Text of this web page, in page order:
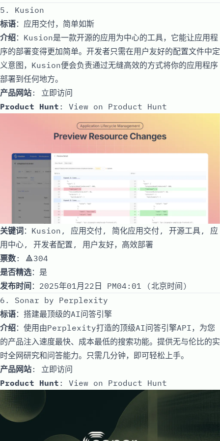
5. Kusion
标语：应用交付，简单如斯
介绍：Kusion是一款开源的应用为中心的工具，它能让应用程
序的部署变得更加简单。开发者只需在用户友好的配置文件中定
义意图，Kusion便会负责通过无缝高效的方式将你的应用程序
部署到任何地方。
产品网站: 立即访问
Product Hunt : View on Product Hunt
关键词：Kusion, 应用交付, 简化应用交付, 开源工具, 应
用中心, 开发者配置, 用户友好，高效部署
票数: 🔺304
是否精选：是
发布时间 ：2025年01月22日 PM04:01 (北京时间)
6. Sonar by Perplexity
标语：搭建最顶级的AI问答引擎
介绍：使用由Perplexity打造的顶级AI问答引擎API，为您
的产品注入速度最快、成本最低的搜索功能。提供无与伦比的实
时全网研究和问答能力。只需几分钟，即可轻松上手。
产品网站: 立即访问
Product Hunt : View on Product Hunt